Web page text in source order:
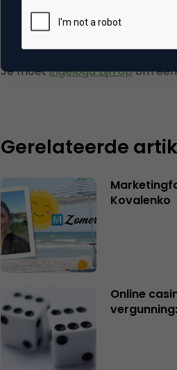
Plaats reactie
Je moetingelogd zijn opom
Gerelateerde
Kovalenko
Online